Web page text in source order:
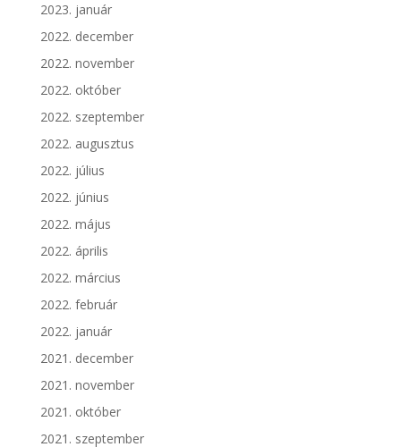
2023. január
2022. december
2022. november
2022. október
2022. szeptember
2022. augusztus
2022. július
2022. június
2022. május
2022. április
2022. március
2022. február
2022. január
2021. december
2021. november
2021. október
2021. szeptember